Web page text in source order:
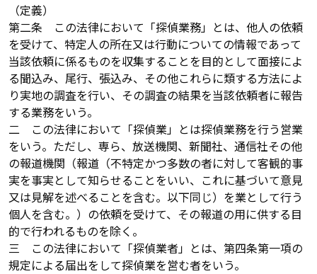
（定義）
第二条 この法律において「探偵業務」とは、他人の依頼
を受けて、特定人の所在又は行動についての情報であって
当該依頼に係るものを収集することを目的として面接によ
る聞込み、尾行、張込み、その他これらに類する方法によ
り実地の調査を行い、その調査の結果を当該依頼者に報告
する業務をいう。
二 この法律において「探偵業」とは探偵業務を行う営業
をいう。ただし、専ら、放送機関、新聞社、通信社その他
の報道機関（報道（不特定かつ多数の者に対して客観的事
実を事実として知らせることをいい、これに基づいて意見
又は見解を述べることを含む。以下同じ）を業として行う
個人を含む。）の依頼を受けて、その報道の用に供する目
的で行われるものを除く。
三 この法律において「探偵業者」とは、第四条第一項の
規定による届出をして探偵業を営む者をいう。